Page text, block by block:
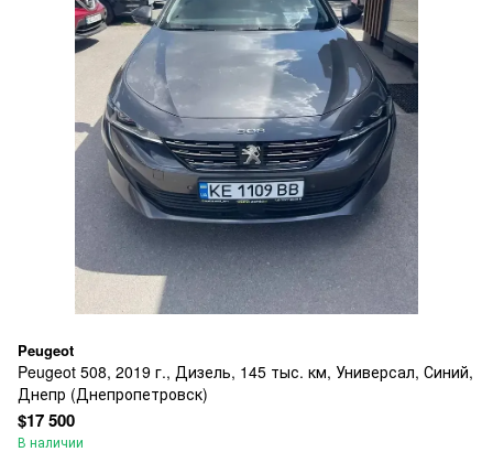
Peugeot
Peugeot 508, 2019 г., Дизель, 145 тыс. км, Универсал, Синий,
Днепр (Днепропетровск)
$17 500
В наличии